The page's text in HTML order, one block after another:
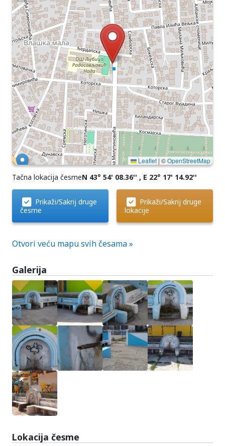
Leaflet | ©OpenStreetMap
Tačna lokacija česmeN 43° 54' 08.36'' , E 22° 17' 14.92''
Prikaži/Sakrij druge
česme
Prikaži/Sakrij druge
lokacije
Otvori veću mapu svih česama »
Galerija
Lokacija česme